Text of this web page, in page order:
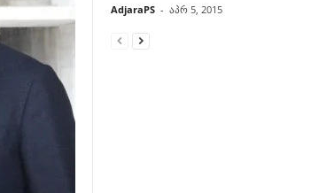
AdjaraPS - აპრ 5, 2015